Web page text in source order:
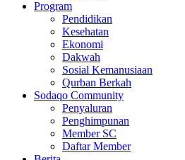
Program
Pendidikan
Kesehatan
Ekonomi
Dakwah
Sosial Kemanusiaan
Qurban Berkah
Sodaqo Community
Penyaluran
Penghimpunan
Member SC
Daftar Member